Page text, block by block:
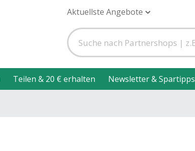
Aktuellste Angebote
Teilen & 20 € erhalten Newsletter & Spartipps